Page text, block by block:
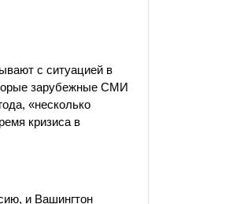
с ситуацией в
зарубежные СМИ
«несколько
кризиса в
и Вашингтон